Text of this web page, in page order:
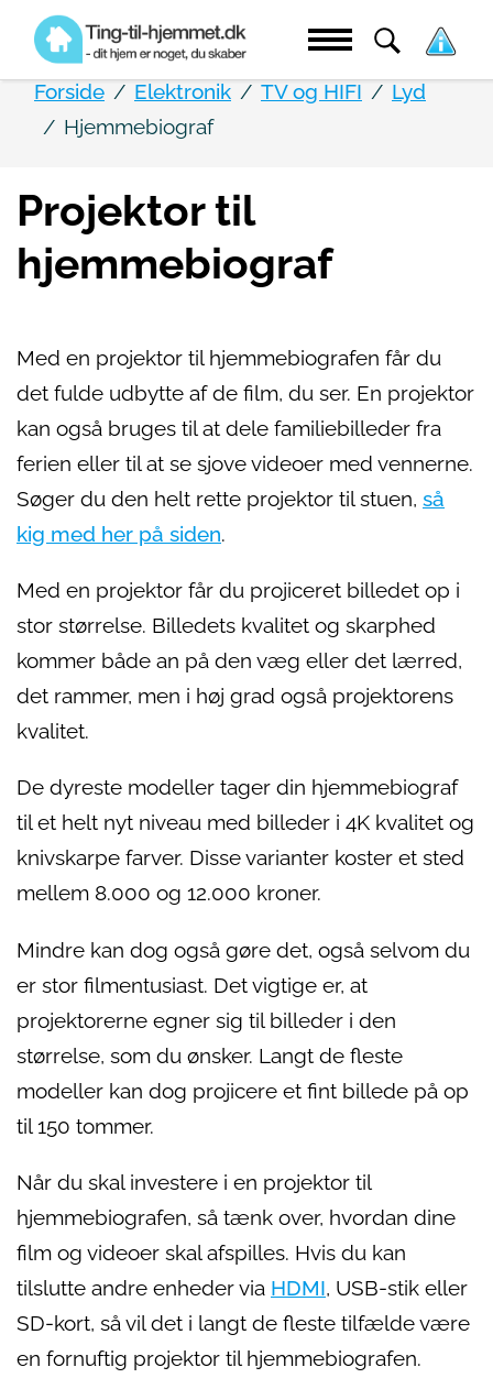
Forside Elektronik TV og HIFI
Lyd
Hjemmebiograf
Projektor til
hjemmebiograf
Med en projektor til hjemmebiografen får du
det fulde udbytte af de film, du ser. En projektor
kan også bruges til at dele familiebilleder fra
ferien eller til at se sjove videoer med vennerne.
Søger du den helt rette projektor til stuen, så
kig med her på siden.
Med en projektor får du projiceret billedet op i
stor størrelse. Billedets kvalitet og skarphed
kommer både an på den væg eller det lærred,
det rammer, men i høj grad også projektorens
kvalitet.
De dyreste modeller tager din hjemmebiograf
til et helt nyt niveau med billeder i 4K kvalitet og
knivskarpe farver. Disse varianter koster et sted
mellem 8.000 og 12.000 kroner.
Mindre kan dog også gøre det, også selvom du
er stor filmentusiast. Det vigtige er, at
projektorerne egner sig til billeder i den
størrelse, som du ønsker. Langt de fleste
modeller kan dog projicere et fint billede på op
til 150 tommer.
Når du skal investere i en projektor til
hjemmebiografen, så tænk over, hvordan dine
film og videoer skal afspilles. Hvis du kan
tilslutte andre enheder via HDMI, USB-stik eller
SD-kort, så vil det i langt de fleste tilfælde være
en fornuftig projektor til hjemmebiografen.